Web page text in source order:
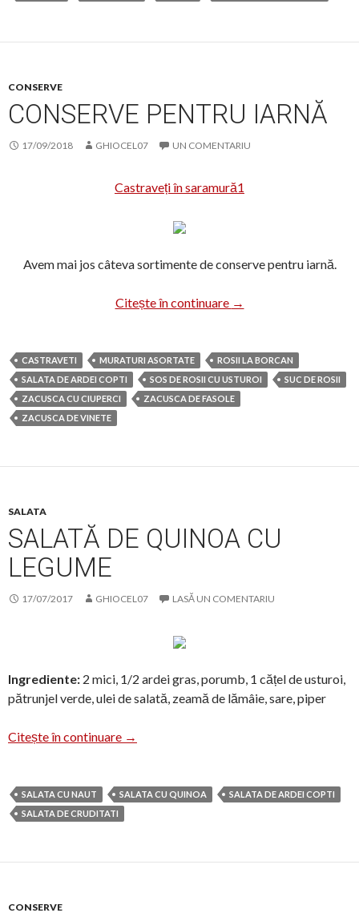
CONSERVE
CONSERVE PENTRU IARNĂ
17/09/2018 GHIOCEL07 UN COMENTARIU
Castraveți în saramură1
Avem mai jos câteva sortimente de conserve pentru iarnă.
Citește în continuare Conserve pentru iarnă
→
CASTRAVETI MURATURI ASORTATE
ROSII LA BORCAN
SALATA DE ARDEI COPTI
SOS DE ROSII CU USTUROI
SUC DE ROSII
ZACUSCA CU CIUPERCI
ZACUSCA DE FASOLE
ZACUSCA DE VINETE
SALATA
SALATĂ DE QUINOA CU
LEGUME
17/07/2017 GHIOCEL07 LASĂ UN COMENTARIU
Ingrediente: 2 mici, 1/2 ardei gras, porumb, 1 cățel de usturoi,
pătrunjel verde, ulei de salată, zeamă de lămâie, sare, piper
Citește în continuare Salată de quinoa cu legume
→
SALATA CU NAUT SALATA CU QUINOA
SALATA DE ARDEI COPTI
SALATA DE CRUDITATI
CONSERVE